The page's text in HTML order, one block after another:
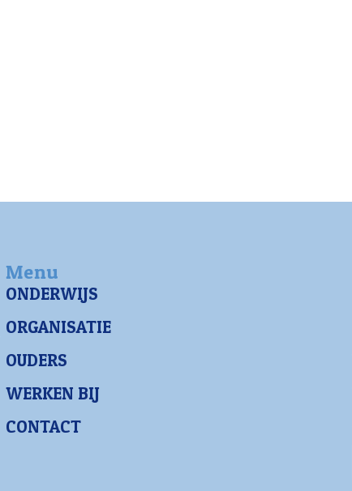
Menu
ONDERWIJS
ORGANISATIE
OUDERS
WERKEN BIJ
CONTACT